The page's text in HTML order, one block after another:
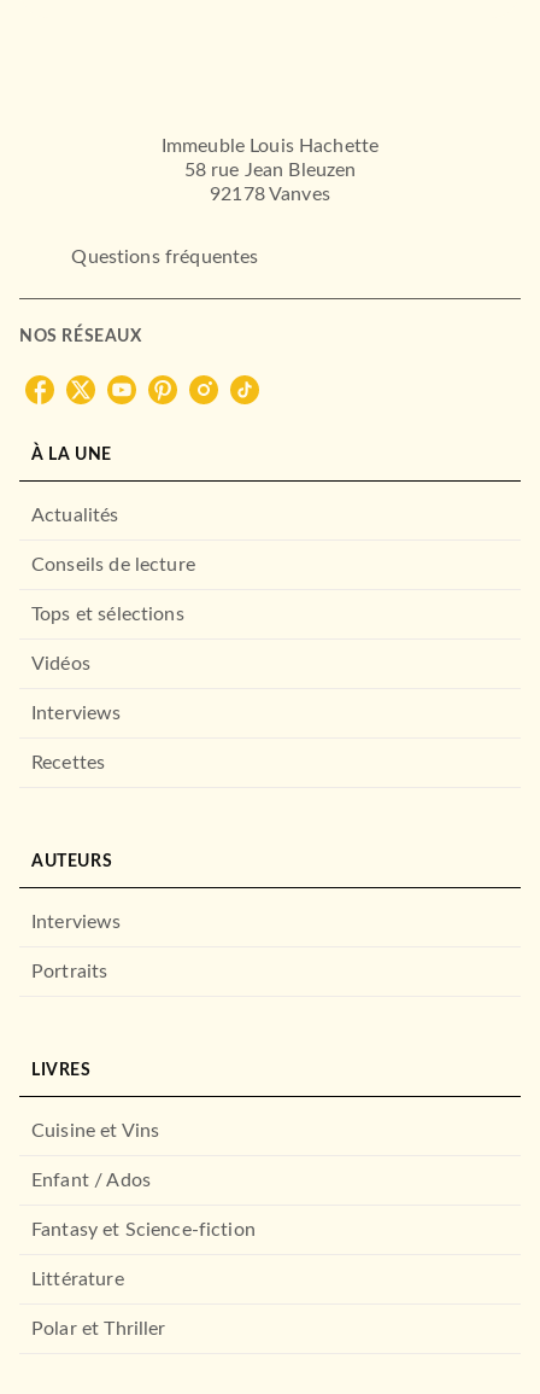
BIOGRAPHIES / MÉMOIRES
GRASSET
Immeuble Louis Hachette
58 rue Jean Bleuzen
92178 Vanves
Questions fréquentes
NOS RÉSEAUX
À LA UNE
Actualités
Conseils de lecture
Tops et sélections
Vidéos
Interviews
Recettes
AUTEURS
Interviews
Portraits
LIVRES
Cuisine et Vins
Enfant / Ados
Fantasy et Science-fiction
Littérature
Polar et Thriller